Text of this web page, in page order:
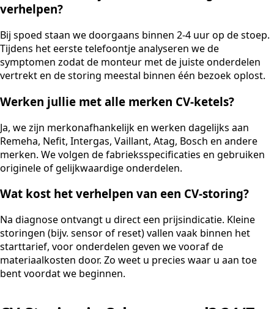
verhelpen?
Bij spoed staan we doorgaans binnen 2-4 uur op de stoep.
Tijdens het eerste telefoontje analyseren we de
symptomen zodat de monteur met de juiste onderdelen
vertrekt en de storing meestal binnen één bezoek oplost.
Werken jullie met alle merken CV-ketels?
Ja, we zijn merkonafhankelijk en werken dagelijks aan
Remeha, Nefit, Intergas, Vaillant, Atag, Bosch en andere
merken. We volgen de fabrieksspecificaties en gebruiken
originele of gelijkwaardige onderdelen.
Wat kost het verhelpen van een CV-storing?
Na diagnose ontvangt u direct een prijsindicatie. Kleine
storingen (bijv. sensor of reset) vallen vaak binnen het
starttarief, voor onderdelen geven we vooraf de
materiaalkosten door. Zo weet u precies waar u aan toe
bent voordat we beginnen.